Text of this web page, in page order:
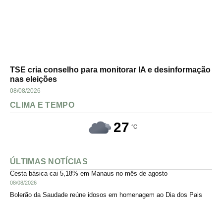
TSE cria conselho para monitorar IA e desinformação
nas eleições
08/08/2026
CLIMA E TEMPO
27 °C
ÚLTIMAS NOTÍCIAS
Cesta básica cai 5,18% em Manaus no mês de agosto
08/08/2026
Bolerão da Saudade reúne idosos em homenagem ao Dia dos Pais